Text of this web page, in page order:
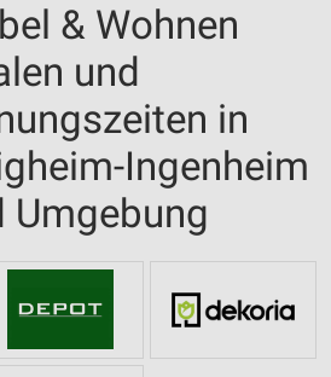
& Wohnen
und
in
Ingenheim
Umgebung